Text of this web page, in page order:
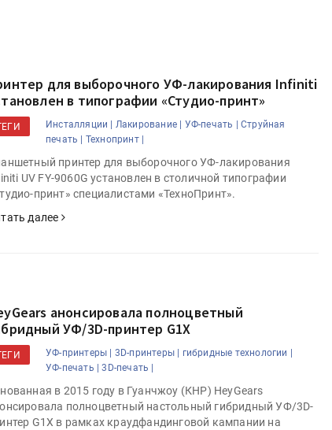
для выборочного УФ-лакирования Infiniti
в типографии «Студио-принт»
Инсталляции | Лакирование | УФ-печать |
Струйная
печать |
Технопринт |
принтер для выборочного УФ-лакирования
UV FY-9060G установлен в столичной типографии
принт» специалистами «ТехноПринт».
далее
анонсировала полноцветный
УФ/3D-принтер G1X
УФ-принтеры | 3D-принтеры |
гибридные технологии |
УФ-печать |
3D-печать |
в 2015 году в Гуанчжоу (КНР) HeyGears
полноцветный настольный гибридный УФ/3D-
G1X в рамках краудфандинговой кампании на
на новости в МАХ